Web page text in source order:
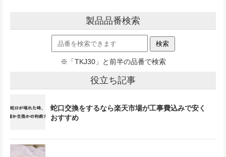
製品品番検索
※「TKJ30」と前半の品番で検索
役立ち記事
蛇口交換をするなら楽天市場が工事費込みで安く
おすすめ